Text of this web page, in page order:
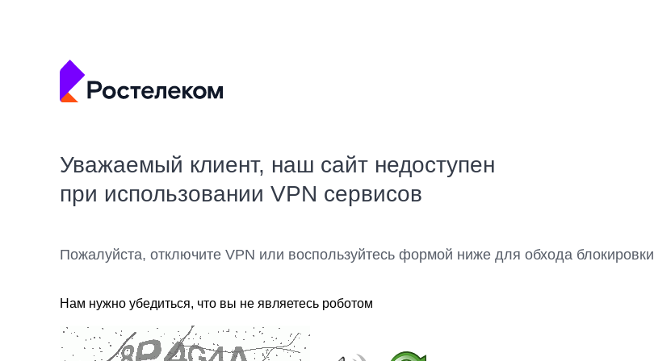
Уважаемый клиент, наш сайт недоступен
при использовании VPN сервисов
Пожалуйста, отключите VPN или воспользуйтесь формой ниже для обхода блокировки
Нам нужно убедиться, что вы не являетесь роботом